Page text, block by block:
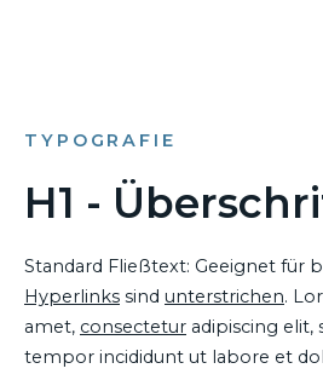
TYPOGRAFIE
H1 -
Standard Fließtext: Geeignet für
Hyperlinks sind unterstrichen.
amet, consectetur adipiscing elit,
tempor incididunt ut labore et